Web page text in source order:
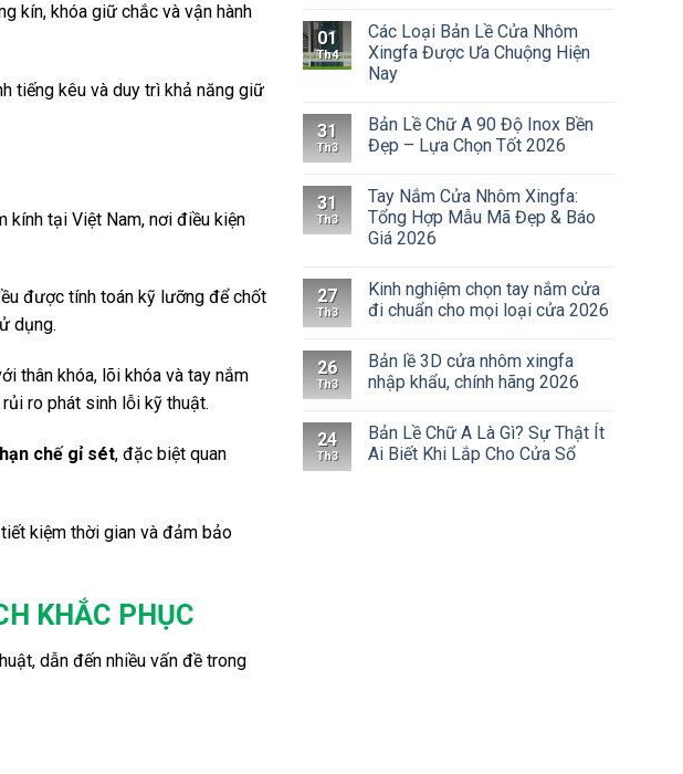
kín, khóa giữ chắc và vận hành
tiếng kêu và duy trì khả năng giữ
kính tại Việt Nam, nơi điều kiện
được tính toán kỹ lưỡng để chốt
dụng.
thân khóa, lõi khóa và tay nắm
ro phát sinh lỗi kỹ thuật.
chế gỉ sét, đặc biệt quan
kiệm thời gian và đảm bảo
KHẮC PHỤC
dẫn đến nhiều vấn đề trong
01
Th4
Các Loại Bản Lề Cửa Nhôm
Xingfa Được Ưa Chuộng Hiện
Nay
31
Th3
Bản Lề Chữ A 90 Độ Inox Bền
Đẹp – Lựa Chọn Tốt 2026
31
Th3
Tay Nắm Cửa Nhôm Xingfa:
Tổng Hợp Mẫu Mã Đẹp & Báo
Giá 2026
27
Th3
Kinh nghiệm chọn tay nắm cửa
đi chuẩn cho mọi loại cửa 2026
26
Th3
Bản lề 3D cửa nhôm xingfa
nhập khẩu, chính hãng 2026
24
Th3
Bản Lề Chữ A Là Gì? Sự Thật Ít
Ai Biết Khi Lắp Cho Cửa Sổ